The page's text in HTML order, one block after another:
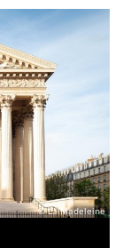
© La Madeleine